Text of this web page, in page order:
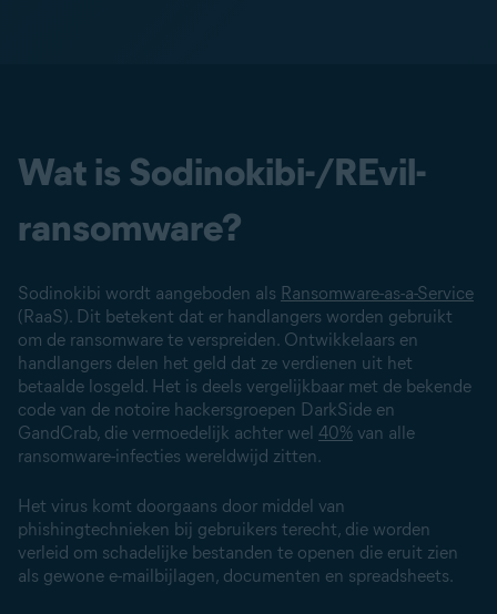
Wat is Sodinokibi-/REvil-
ransomware?
Sodinokibi wordt aangeboden als Ransomware-as-a-Service
(RaaS). Dit betekent dat er handlangers worden gebruikt
om de ransomware te verspreiden. Ontwikkelaars en
handlangers delen het geld dat ze verdienen uit het
betaalde losgeld. Het is deels vergelijkbaar met de bekende
code van de notoire hackersgroepen DarkSide en
GandCrab, die vermoedelijk achter wel 40% van alle
ransomware-infecties wereldwijd zitten.
Het virus komt doorgaans door middel van
phishingtechnieken bij gebruikers terecht, die worden
verleid om schadelijke bestanden te openen die eruit zien
als gewone e-mailbijlagen, documenten en spreadsheets.